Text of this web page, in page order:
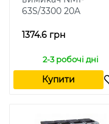
63S/3300 20A
1374.6 грн
2-3 робочі дні
Купити